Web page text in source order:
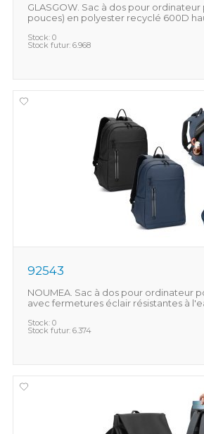
GLASGOW. Sac à dos pour ordinateur
pouces) en polyester recyclé 600D
Stock: 0
Stock futur: 6.968
92543
NOUMEA. Sac à dos pour ordinateur
avec fermetures éclair résistantes à
Stock: 0
Stock futur: 6.374